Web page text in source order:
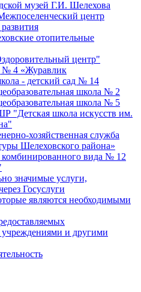
музей Г.И. Шелехова
центр
отопительные
центр"
№ 4 «Журавлик
- детский сад № 14
школа № 2
школа № 5
школа искусств им.
хозяйственная служба
Шелеховского района»
комбинированного вида № 12
значимые услуги,
Госуслуги
являются необходимыми
и другими